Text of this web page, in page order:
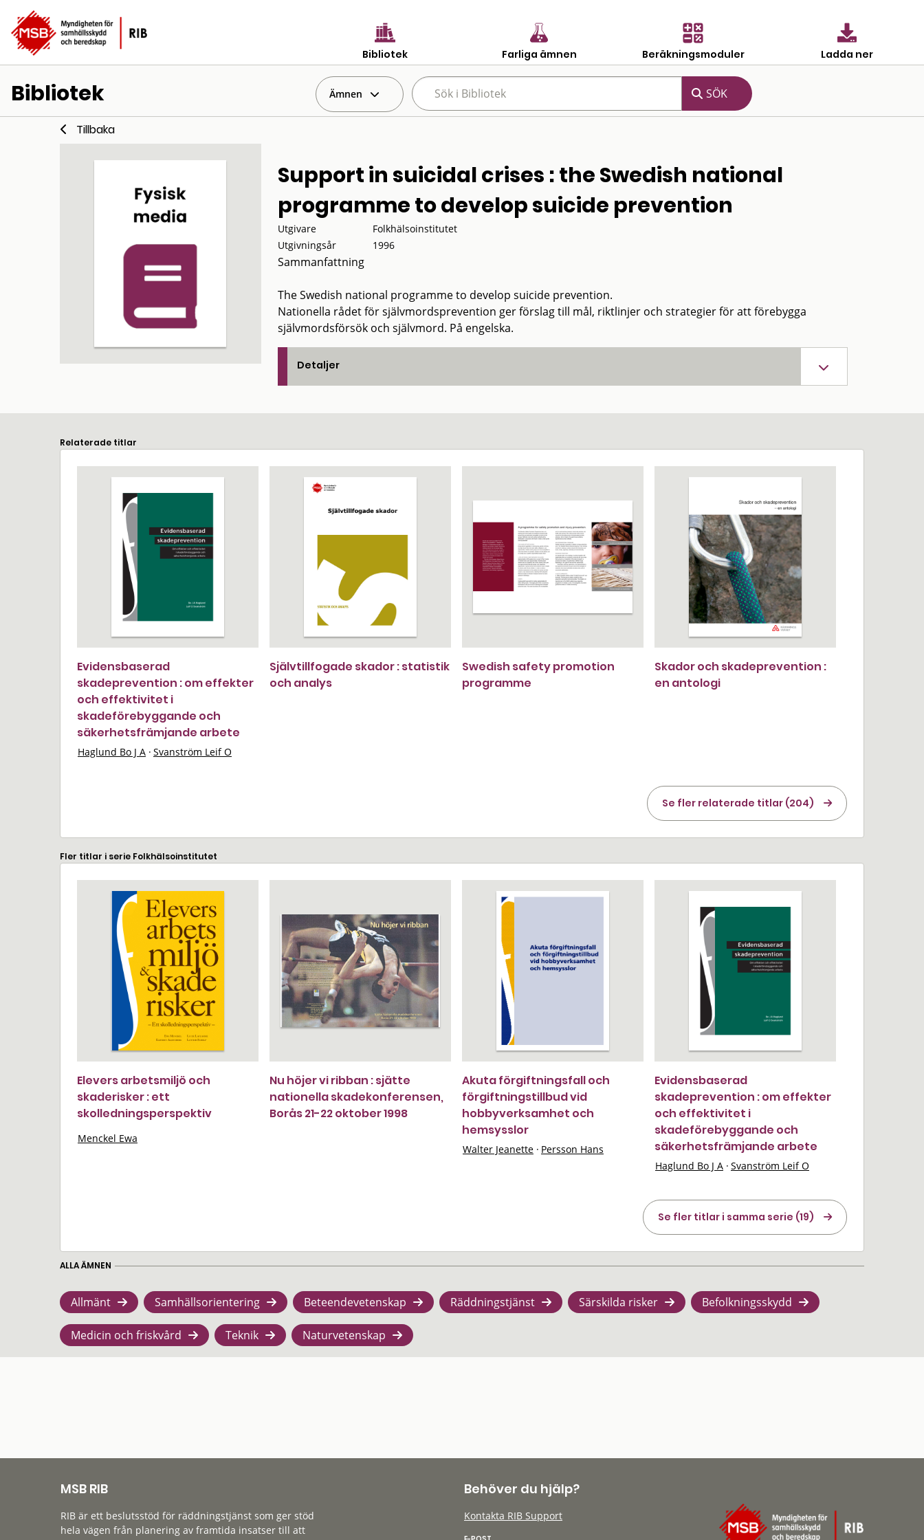
Bibliotek Farliga ämnen Beräkningsmoduler Ladda ner
Bibliotek Ämnen
Tillbaka
Support in suicidal crises : the Swedish national
programme to develop suicide prevention
Utgivare
Folkhälsoinstitutet
Utgivningsår
1996
Sammanfattning
The Swedish national programme to develop suicide prevention.
Nationella rådet för självmordsprevention ger förslag till mål, riktlinjer och strategier för att förebygga
självmordsförsök och självmord. På engelska.
Detaljer
Relaterade titlar
Evidensbaserad
skadeprevention : om effekter
och effektivitet i
skadeförebyggande och
säkerhetsfrämjande arbete
Haglund Bo J A · Svanström Leif O
Självtillfogade skador : statistik
och analys
Swedish safety promotion
programme
Skador och skadeprevention :
en antologi
Se fler relaterade titlar (204)
Fler titlar i serie Folkhälsoinstitutet
Elevers arbetsmiljö och
skaderisker : ett
skolledningsperspektiv
Menckel Ewa
Nu höjer vi ribban : sjätte
nationella skadekonferensen,
Borås 21-22 oktober 1998
Akuta förgiftningsfall och
förgiftningstillbud vid
hobbyverksamhet och
hemsysslor
Walter Jeanette · Persson Hans
Evidensbaserad
skadeprevention : om effekter
och effektivitet i
skadeförebyggande och
säkerhetsfrämjande arbete
Haglund Bo J A · Svanström Leif O
Se fler titlar i samma serie (19)
ALLA ÄMNEN
Allmänt Samhällsorientering Beteendevetenskap Räddningstjänst Särskilda risker Befolkningsskydd
Medicin och friskvård Teknik Naturvetenskap
MSB RIB
RIB är ett beslutsstöd för räddningstjänst som ger stöd
hela vägen från planering av framtida insatser till att
Behöver du hjälp?
Kontakta RIB Support